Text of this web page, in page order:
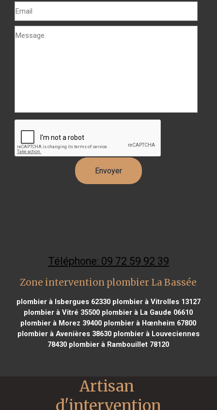
Téléphone: 09 72 59 92 39
Zone intervention plombier La Bassée
plombier à Isbergues 62330plombier à Vitrolles 13127
plombier à Vitré 35500 plombier à La Gaude 06610
plombier à Morez 39400 plombier à Hœnheim 67800
plombier à Avenières 38630plombier à Louveciennes
78430 plombier à Rambouillet 78120
Artisan
d'intervention